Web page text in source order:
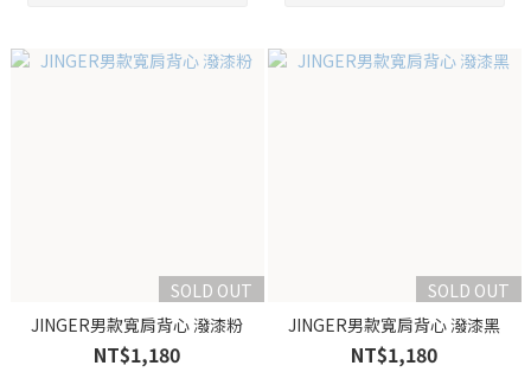
SOLD OUT
JINGER男款寬肩背心 潑漆粉
NT$1,180
SOLD OUT
JINGER男款寬肩背心 潑漆黑
NT$1,180